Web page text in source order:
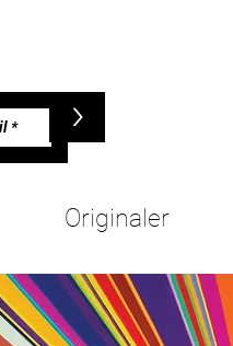
>
Originaler